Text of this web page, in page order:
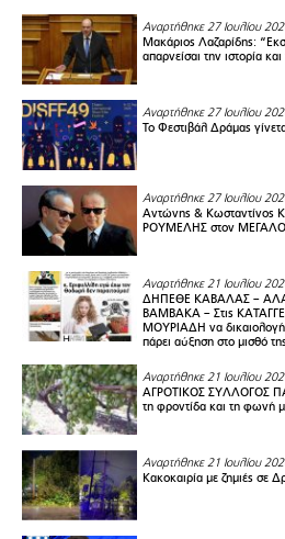
Αναρτήθηκε 27 Ιουλίου
Μακάριος Λαζαρίδης:
απαρνείσαι την ιστορία
Αναρτήθηκε 27 Ιουλίου
Το Φεστιβάλ Δράμας
Αναρτήθηκε 27 Ιουλίου
Αντώνης &
ΡΟΥΜΕΛΗΣ στον
Αναρτήθηκε 21 Ιουλίου
ΔΗΠΕΘΕ ΚΑΒΑΛΑΣ –
ΒΑΜΒΑΚΑ – Στις
ΜΟΥΡΙΑΔΗ να
πάρει αύξηση στο μισθό
Αναρτήθηκε 21 Ιουλίου
ΑΓΡΟΤΙΚΟΣ ΣΥΛΛΟΓΟΣ
τη φροντίδα και τη φωνή
Αναρτήθηκε 21 Ιουλίου
Κακοκαιρία με ζημιές σε